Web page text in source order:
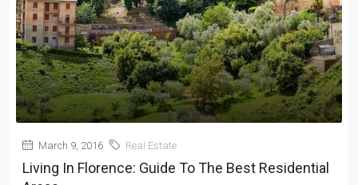
March 9, 2016 Real Estate
Living In Florence: Guide To The Best Residential